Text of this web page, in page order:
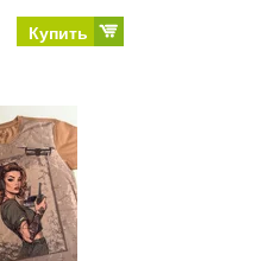
Купить